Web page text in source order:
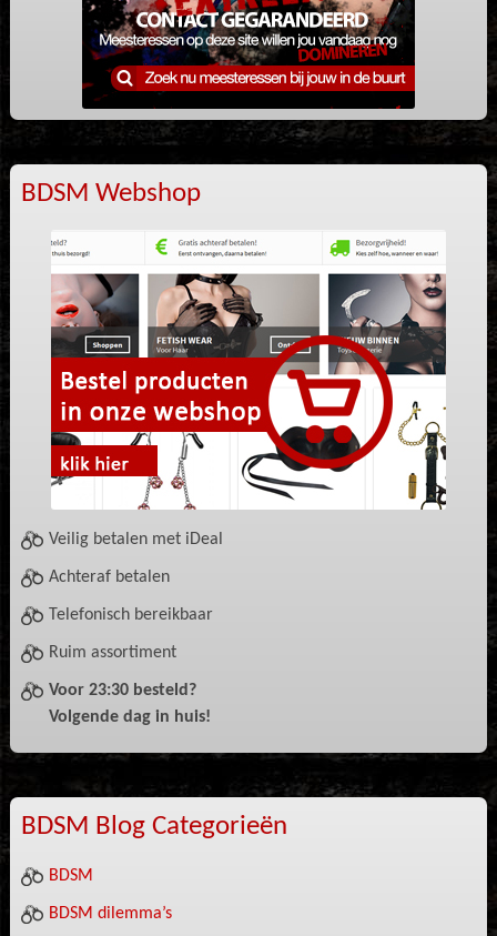
BDSM Webshop
Veilig betalen met iDeal
Achteraf betalen
Telefonisch bereikbaar
Ruim assortiment
Voor 23:30 besteld?
Volgende dag in huis!
BDSM Blog Categorieën
BDSM
BDSM dilemma’s